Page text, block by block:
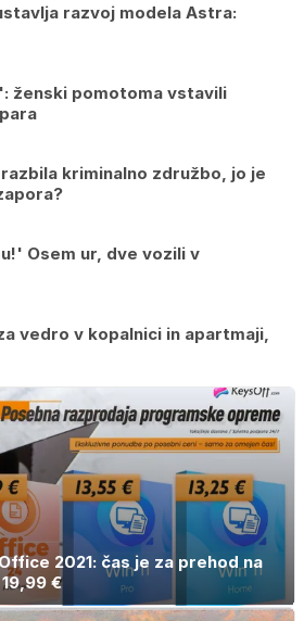
razvoj modela Astra:
ženski pomotoma vstavili
kriminalno združbo, jo je
Osem ur, dve vozili v
vedro v kopalnici in apartmaji,
2021: čas je za prehod na
€